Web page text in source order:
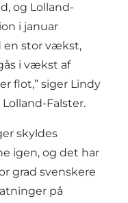
og Lolland-
i januar
stor vækst,
i vækst af
flot,” siger Lindy
Falster.
skyldes
igen, og det har
grad svenskere
på